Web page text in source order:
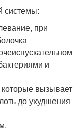
системы:
при
и
вызывает
до ухудшения